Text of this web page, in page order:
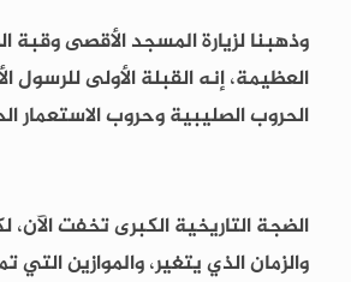
وذهبنا لزيارة المسجد الأقصى وقبة
العظيمة، إنه القبلة الأولى
الحروب الصليبية وحروب الاستعمار
الضجة التاريخية الكبرى تخفت الآن،
والزمان الذي يتغير، والموازين